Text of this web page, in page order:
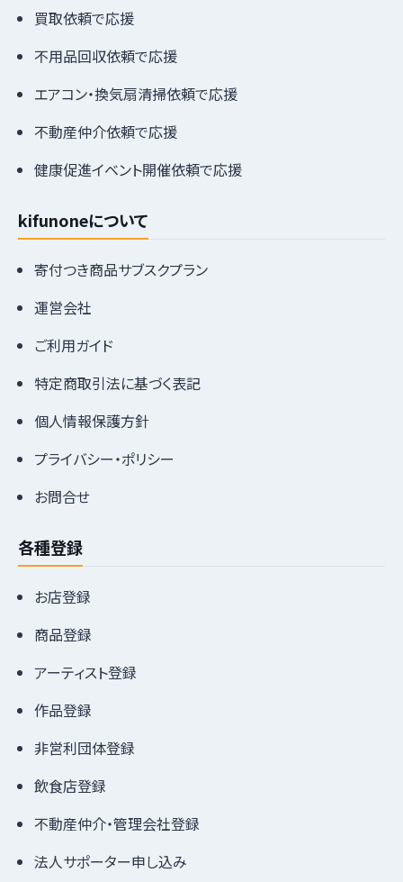
買取依頼で応援
不用品回収依頼で応援
エアコン・換気扇清掃依頼で応援
不動産仲介依頼で応援
健康促進イベント開催依頼で応援
kifunoneについて
寄付つき商品サブスクプラン
運営会社
ご利用ガイド
特定商取引法に基づく表記
個人情報保護方針
プライバシー・ポリシー
お問合せ
各種登録
お店登録
商品登録
アーティスト登録
作品登録
非営利団体登録
飲食店登録
不動産仲介・管理会社登録
法人サポーター申し込み